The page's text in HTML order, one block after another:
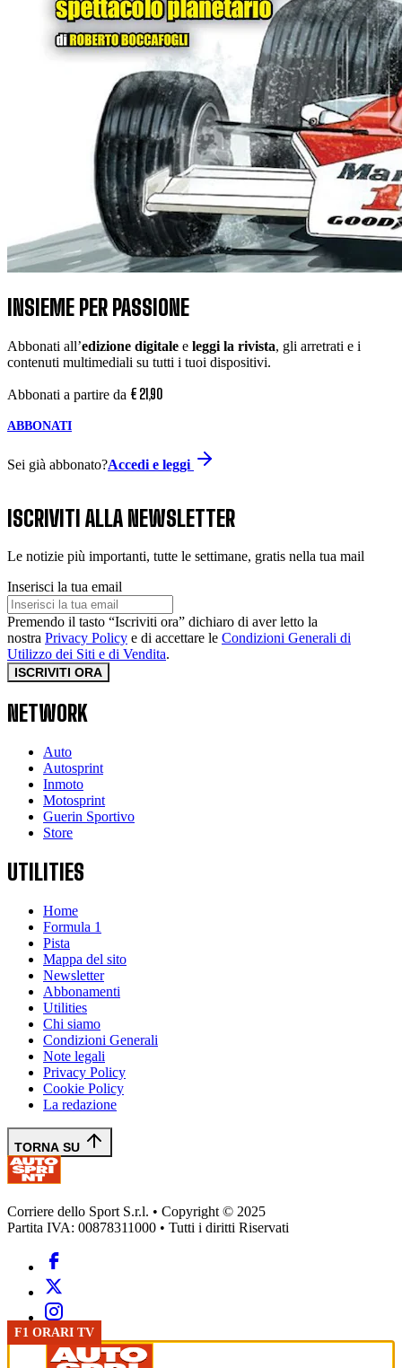
F1 ORARI TV
INSIEME PER PASSIONE
Abbonati all’edizione digitale e leggi la rivista, gli arretrati e i
contenuti multimediali su tutti i tuoi dispositivi.
Abbonati a partire da € 21,90
ABBONATI
Sei già abbonato?Accedi e leggi
ISCRIVITI ALLA NEWSLETTER
Le notizie più importanti, tutte le settimane, gratis nella tua mail
Inserisci la tua email
Premendo il tasto “Iscriviti ora” dichiaro di aver letto la
nostra Privacy Policy e di accettare le Condizioni Generali di
Utilizzo dei Siti e di Vendita.
ISCRIVITI ORA
NETWORK
Auto
Autosprint
Inmoto
Motosprint
Guerin Sportivo
Store
UTILITIES
Home
Formula 1
Pista
Mappa del sito
Newsletter
Abbonamenti
Utilities
Chi siamo
Condizioni Generali
Note legali
Privacy Policy
Cookie Policy
La redazione
TORNA SU
Corriere dello Sport S.r.l. • Copyright © 2025
Partita IVA: 00878311000 • Tutti i diritti Riservati